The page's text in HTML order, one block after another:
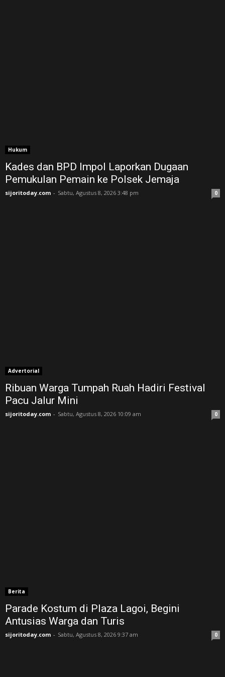
Hukum
Kades dan BPD Impol Laporkan Dugaan
Pemukulan Pemain ke Polsek Jemaja
sijoritoday.com - Sabtu, Agustus 8, 2026 3:48 pm 0
Advertorial
Ribuan Warga Tumpah Ruah Hadiri Festival
Pacu Jalur Mini
sijoritoday.com - Sabtu, Agustus 8, 2026 10:09 am 0
Berita
Parade Kostum di Plaza Lagoi, Begini
Antusias Warga dan Turis
sijoritoday.com - Sabtu, Agustus 8, 2026 9:37 am 0